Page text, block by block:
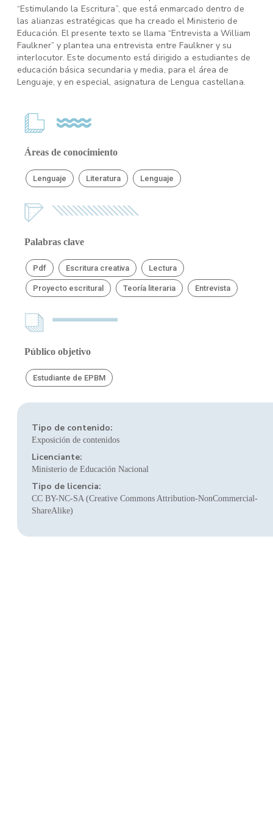
“Estimulando la Escritura”, que está enmarcado dentro de
las alianzas estratégicas que ha creado el Ministerio de
Educación. El presente texto se llama “Entrevista a William
Faulkner” y plantea una entrevista entre Faulkner y su
interlocutor. Este documento está dirigido a estudiantes de
educación básica secundaria y media, para el área de
Lenguaje, y en especial, asignatura de Lengua castellana.
Áreas de conocimiento
Lenguaje Literatura Lenguaje
Palabras clave
Pdf Escritura creativa Lectura
Proyecto escritural Teoría literaria Entrevista
Público objetivo
Estudiante de EPBM
Tipo de contenido:
Exposición de contenidos
Licenciante:
Ministerio de Educación Nacional
Tipo de licencia:
CC BY-NC-SA (Creative Commons Attribution-NonCommercial-
ShareAlike)